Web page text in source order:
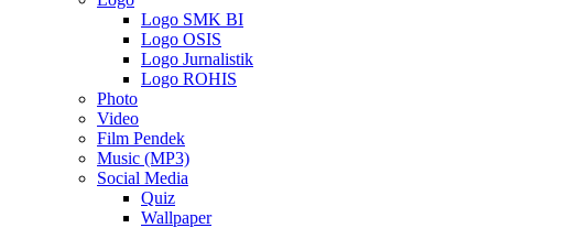
Logo SMK BI
Logo OSIS
Logo Jurnalistik
Logo ROHIS
Photo
Video
Film Pendek
Music (MP3)
Social Media
Quiz
Wallpaper